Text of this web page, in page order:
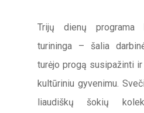
Trijų dienų
turininga – šalia
turėjo progą susipažinti
kultūriniu gyvenimu.
liaudiškų šokių